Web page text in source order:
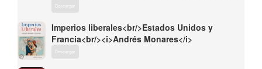
Descargar
Imperios liberales<br/>Estados Unidos y
Francia<br/><i>Andrés Monares</i>
Descargar